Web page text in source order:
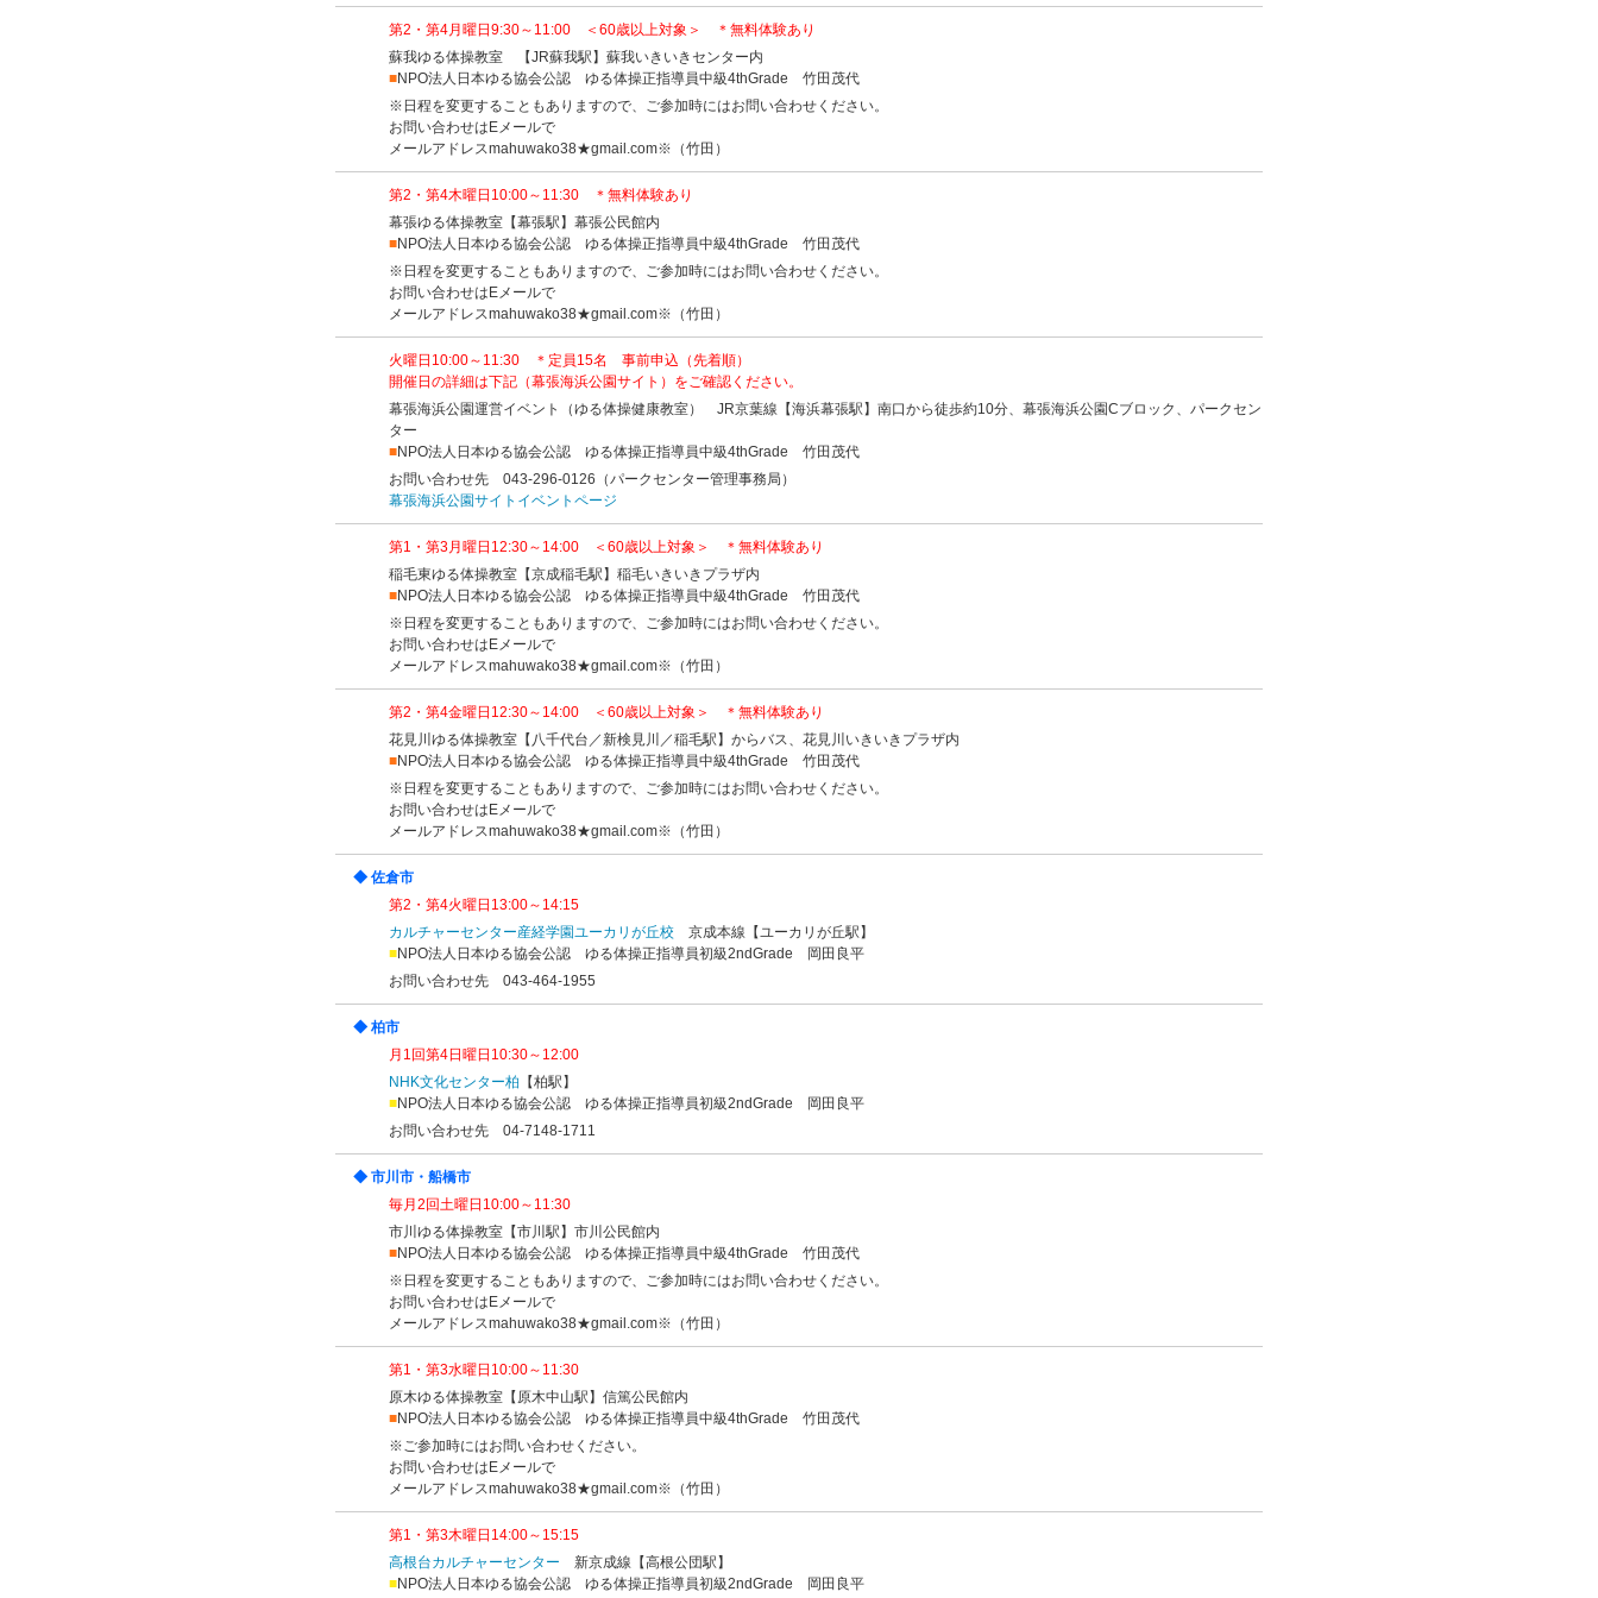
第2・第4月曜日9:30～11:00 ＜60歳以上対象＞ ＊無料体験あり
蘇我ゆる体操教室 【JR蘇我駅】蘇我いきいきセンター内
■NPO法人日本ゆる協会公認 ゆる体操正指導員中級4thGrade 竹田茂代
※日程を変更することもありますので、ご参加時にはお問い合わせください。
お問い合わせはEメールで
メールアドレスmahuwako38★gmail.com※（竹田）
第2・第4木曜日10:00～11:30 ＊無料体験あり
幕張ゆる体操教室【幕張駅】幕張公民館内
■NPO法人日本ゆる協会公認 ゆる体操正指導員中級4thGrade 竹田茂代
※日程を変更することもありますので、ご参加時にはお問い合わせください。
お問い合わせはEメールで
メールアドレスmahuwako38★gmail.com※（竹田）
火曜日10:00～11:30 ＊定員15名 事前申込（先着順）
開催日の詳細は下記（幕張海浜公園サイト）をご確認ください。
幕張海浜公園運営イベント（ゆる体操健康教室） JR京葉線【海浜幕張駅】南口から徒歩約10分、幕張海浜公園Cブロック、パークセン
ター
■NPO法人日本ゆる協会公認 ゆる体操正指導員中級4thGrade 竹田茂代
お問い合わせ先 043-296-0126（パークセンター管理事務局）
幕張海浜公園サイトイベントページ
第1・第3月曜日12:30～14:00 ＜60歳以上対象＞ ＊無料体験あり
稲毛東ゆる体操教室【京成稲毛駅】稲毛いきいきプラザ内
■NPO法人日本ゆる協会公認 ゆる体操正指導員中級4thGrade 竹田茂代
※日程を変更することもありますので、ご参加時にはお問い合わせください。
お問い合わせはEメールで
メールアドレスmahuwako38★gmail.com※（竹田）
第2・第4金曜日12:30～14:00 ＜60歳以上対象＞ ＊無料体験あり
花見川ゆる体操教室【八千代台／新検見川／稲毛駅】からバス、花見川いきいきプラザ内
■NPO法人日本ゆる協会公認 ゆる体操正指導員中級4thGrade 竹田茂代
※日程を変更することもありますので、ご参加時にはお問い合わせください。
お問い合わせはEメールで
メールアドレスmahuwako38★gmail.com※（竹田）
◆ 佐倉市
第2・第4火曜日13:00～14:15
カルチャーセンター産経学園ユーカリが丘校 京成本線【ユーカリが丘駅】
■NPO法人日本ゆる協会公認 ゆる体操正指導員初級2ndGrade 岡田良平
お問い合わせ先 043-464-1955
◆ 柏市
月1回第4日曜日10:30～12:00
NHK文化センター柏 【柏駅】
■NPO法人日本ゆる協会公認 ゆる体操正指導員初級2ndGrade 岡田良平
お問い合わせ先 04-7148-1711
◆ 市川市・船橋市
毎月2回土曜日10:00～11:30
市川ゆる体操教室【市川駅】市川公民館内
■NPO法人日本ゆる協会公認 ゆる体操正指導員中級4thGrade 竹田茂代
※日程を変更することもありますので、ご参加時にはお問い合わせください。
お問い合わせはEメールで
メールアドレスmahuwako38★gmail.com※（竹田）
第1・第3水曜日10:00～11:30
原木ゆる体操教室【原木中山駅】信篤公民館内
■NPO法人日本ゆる協会公認 ゆる体操正指導員中級4thGrade 竹田茂代
※ご参加時にはお問い合わせください。
お問い合わせはEメールで
メールアドレスmahuwako38★gmail.com※（竹田）
第1・第3木曜日14:00～15:15
高根台カルチャーセンター 新京成線【高根公団駅】
■NPO法人日本ゆる協会公認 ゆる体操正指導員初級2ndGrade 岡田良平